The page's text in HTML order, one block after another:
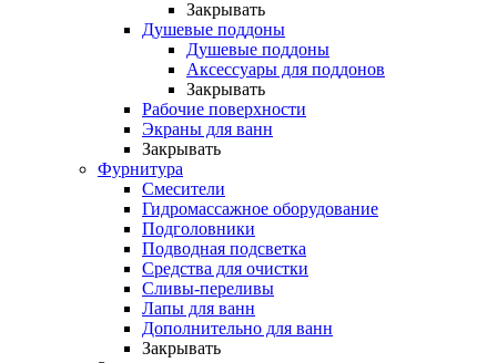
Закрывать
Душевые поддоны
Душевые поддоны
Аксессуары для поддонов
Закрывать
Рабочие поверхности
Экраны для ванн
Закрывать
Фурнитура
Смесители
Гидромассажное оборудование
Подголовники
Подводная подсветка
Средства для очистки
Сливы-переливы
Лапы для ванн
Дополнительно для ванн
Закрывать